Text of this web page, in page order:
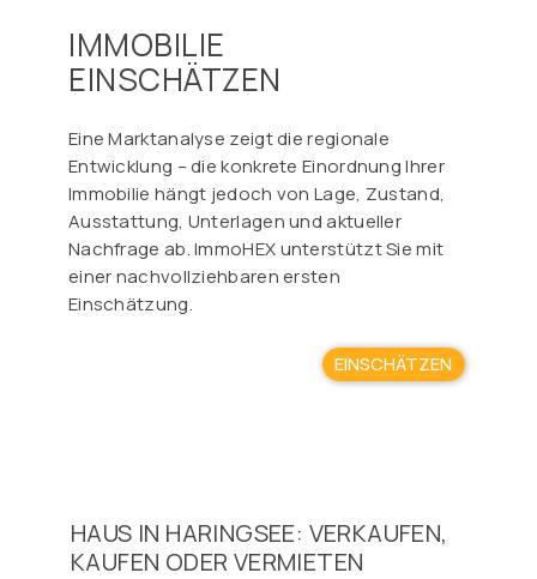
IMMOBILIE
EINSCHÄTZEN
Eine Marktanalyse zeigt die regionale
Entwicklung – die konkrete Einordnung Ihrer
Immobilie hängt jedoch von Lage, Zustand,
Ausstattung, Unterlagen und aktueller
Nachfrage ab. ImmoHEX unterstützt Sie mit
einer nachvollziehbaren ersten
Einschätzung.
EINSCHÄTZEN
HAUS IN HARINGSEE: VERKAUFEN,
KAUFEN ODER VERMIETEN